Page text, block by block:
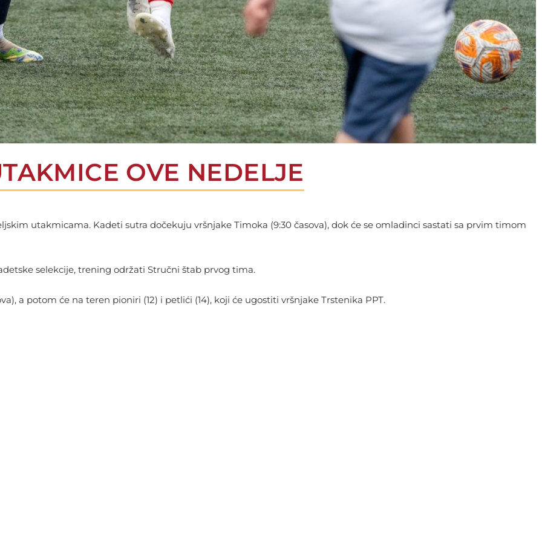
OVE NEDELJE
utakmicama. Kadeti sutra dočekuju vršnjake Timoka (9:30 časova), dok će se omladinci sastati sa prvim timom
selekcije, trening održati Stručni štab prvog tima.
a potom će na teren pioniri (12) i petlići (14), koji će ugostiti vršnjake Trstenika PPT.